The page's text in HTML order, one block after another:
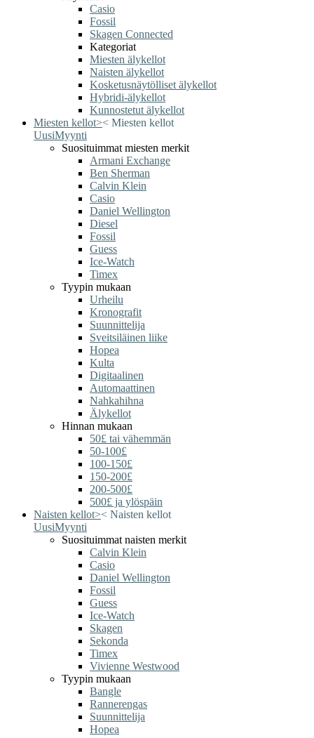
Casio
Fossil
Skagen Connected
Kategoriat
Miesten älykellot
Naisten älykellot
Kosketusnäytölliset älykellot
Hybridi-älykellot
Kunnostetut älykellot
Miesten kellot>< Miesten kellot
UusiMyynti
Suosituimmat miesten merkit
Armani Exchange
Ben Sherman
Calvin Klein
Casio
Daniel Wellington
Diesel
Fossil
Guess
Ice-Watch
Timex
Tyypin mukaan
Urheilu
Kronografit
Suunnittelija
Sveitsiläinen liike
Hopea
Kulta
Digitaalinen
Automaattinen
Nahkahihna
Älykellot
Hinnan mukaan
50£ tai vähemmän
50-100£
100-150£
150-200£
200-500£
500£ ja ylöspäin
Naisten kellot>< Naisten kellot
UusiMyynti
Suosituimmat naisten merkit
Calvin Klein
Casio
Daniel Wellington
Fossil
Guess
Ice-Watch
Skagen
Sekonda
Timex
Vivienne Westwood
Tyypin mukaan
Bangle
Rannerengas
Suunnittelija
Hopea